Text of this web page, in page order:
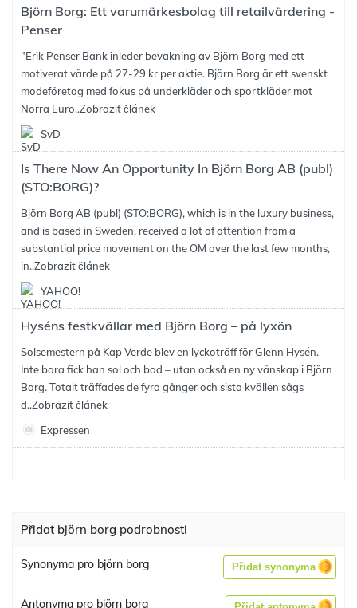
Björn Borg: Ett varumärkesbolag till retailvärdering -
Penser
"Erik Penser Bank inleder bevakning av Björn Borg med ett
motiverat värde på 27-29 kr per aktie. Björn Borg är ett svenskt
modeföretag med fokus på underkläder och sportkläder mot
Norra Euro..Zobrazit článek
SvD
Is There Now An Opportunity In Björn Borg AB (publ)
(STO:BORG)?
Björn Borg AB (publ) (STO:BORG), which is in the luxury business,
and is based in Sweden, received a lot of attention from a
substantial price movement on the OM over the last few months,
in..Zobrazit článek
YAHOO!
Hyséns festkvällar med Björn Borg – på lyxön
Solsemestern på Kap Verde blev en lyckoträff för Glenn Hysén.
Inte bara fick han sol och bad – utan också en ny vänskap i Björn
Borg. Totalt träffades de fyra gånger och sista kvällen sågs
d..Zobrazit článek
Expressen
Přidat björn borg podrobnosti
Synonyma pro björn borg Přidat synonyma
Antonyma pro björn borg